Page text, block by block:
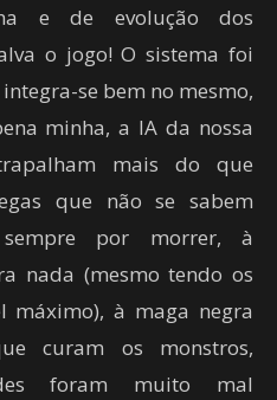
e de evolução dos
o jogo! O sistema foi
se bem no mesmo,
minha, a IA da nossa
mais do que
que não se sabem
por morrer, à
nada (mesmo tendo os
máximo), à maga negra
curam os monstros,
foram muito mal